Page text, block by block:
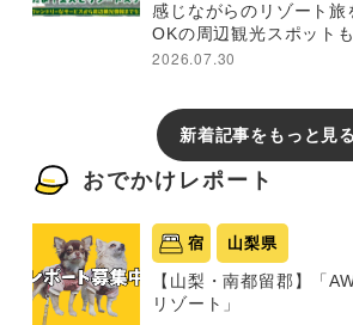
感じながらのリゾート
OKの周辺観光スポット
2026.07.30
新着記事をもっと見る
おでかけレポート
宿 山梨県
【山梨・南都留郡】「
リゾート」